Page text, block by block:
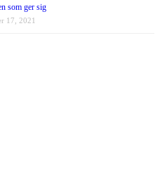
som ger sig
17, 2021